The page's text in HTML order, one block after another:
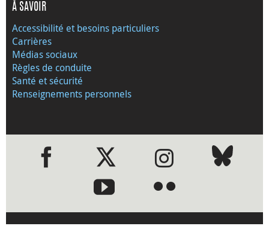
À SAVOIR
Accessibilité et besoins particuliers
Carrières
Médias sociaux
Règles de conduite
Santé et sécurité
Renseignements personnels
●●